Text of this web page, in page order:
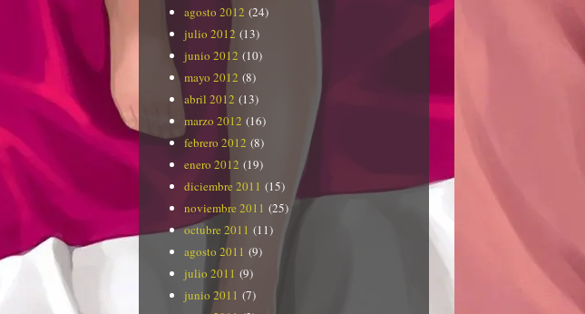
agosto 2012 (24)
julio 2012 (13)
junio 2012 (10)
mayo 2012 (8)
abril 2012 (13)
marzo 2012 (16)
febrero 2012 (8)
enero 2012 (19)
diciembre 2011 (15)
noviembre 2011 (25)
octubre 2011 (11)
agosto 2011 (9)
julio 2011 (9)
junio 2011 (7)